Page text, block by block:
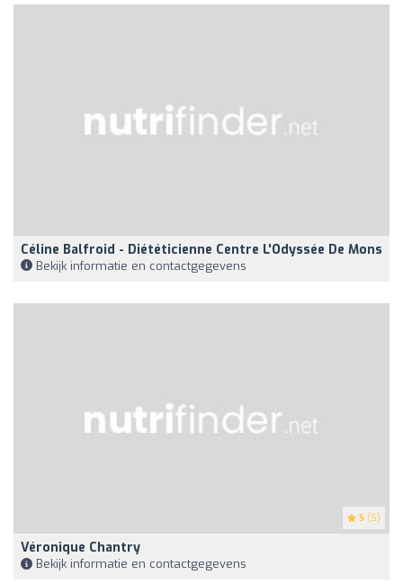
Céline Balfroid - Diététicienne Centre L'Odyssée De Mons
Bekijk informatie en contactgegevens
5 (5)
Véronique Chantry
Bekijk informatie en contactgegevens